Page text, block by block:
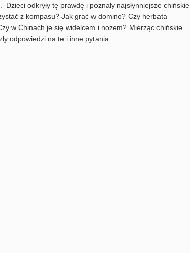
WYNALAZKI
W
BAJKOWEJ
Dzieci odkryły tę prawdę i poznały najsłynniejsze chińskie
z kompasu? Jak grać w domino? Czy herbata
w Chinach je się widelcem i nożem? Mierząc chińskie
odpowiedzi na te i inne pytania.